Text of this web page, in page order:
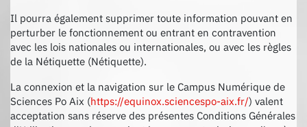
Il pourra également supprimer toute information pouvant en
perturber le fonctionnement ou entrant en contravention
avec les lois nationales ou internationales, ou avec les règles
de la Nétiquette (Nétiquette).
La connexion et la navigation sur le Campus Numérique de
Sciences Po Aix (https://equinox.sciencespo-aix.fr/) valent
acceptation sans réserve des présentes Conditions Générales